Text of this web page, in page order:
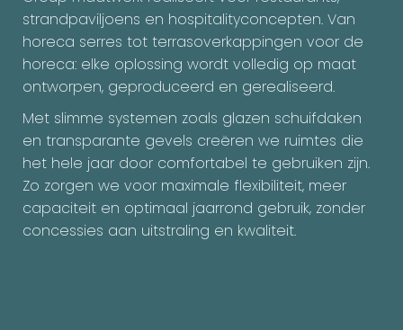
strandpaviljoens en hospitalityconcepten. Van
horeca serres tot terrasoverkappingen voor de
horeca: elke oplossing wordt volledig op maat
ontworpen, geproduceerd en gerealiseerd.
Met slimme systemen zoals glazen schuifdaken
en transparante gevels creëren we ruimtes die
het hele jaar door comfortabel te gebruiken zijn.
Zo zorgen we voor maximale flexibiliteit, meer
capaciteit en optimaal jaarrond gebruik, zonder
concessies aan uitstraling en kwaliteit.